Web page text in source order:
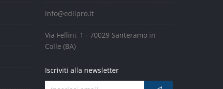
info@edilpro.it
Via Fellini, 1 - 70029 Santeramo in
Colle (BA)
Iscriviti alla newsletter